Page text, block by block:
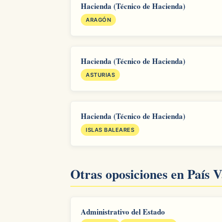
Hacienda (Técnico de Hacienda)
ARAGÓN
Hacienda (Técnico de Hacienda)
ASTURIAS
Hacienda (Técnico de Hacienda)
ISLAS BALEARES
Otras oposiciones en País
Administrativo del Estado